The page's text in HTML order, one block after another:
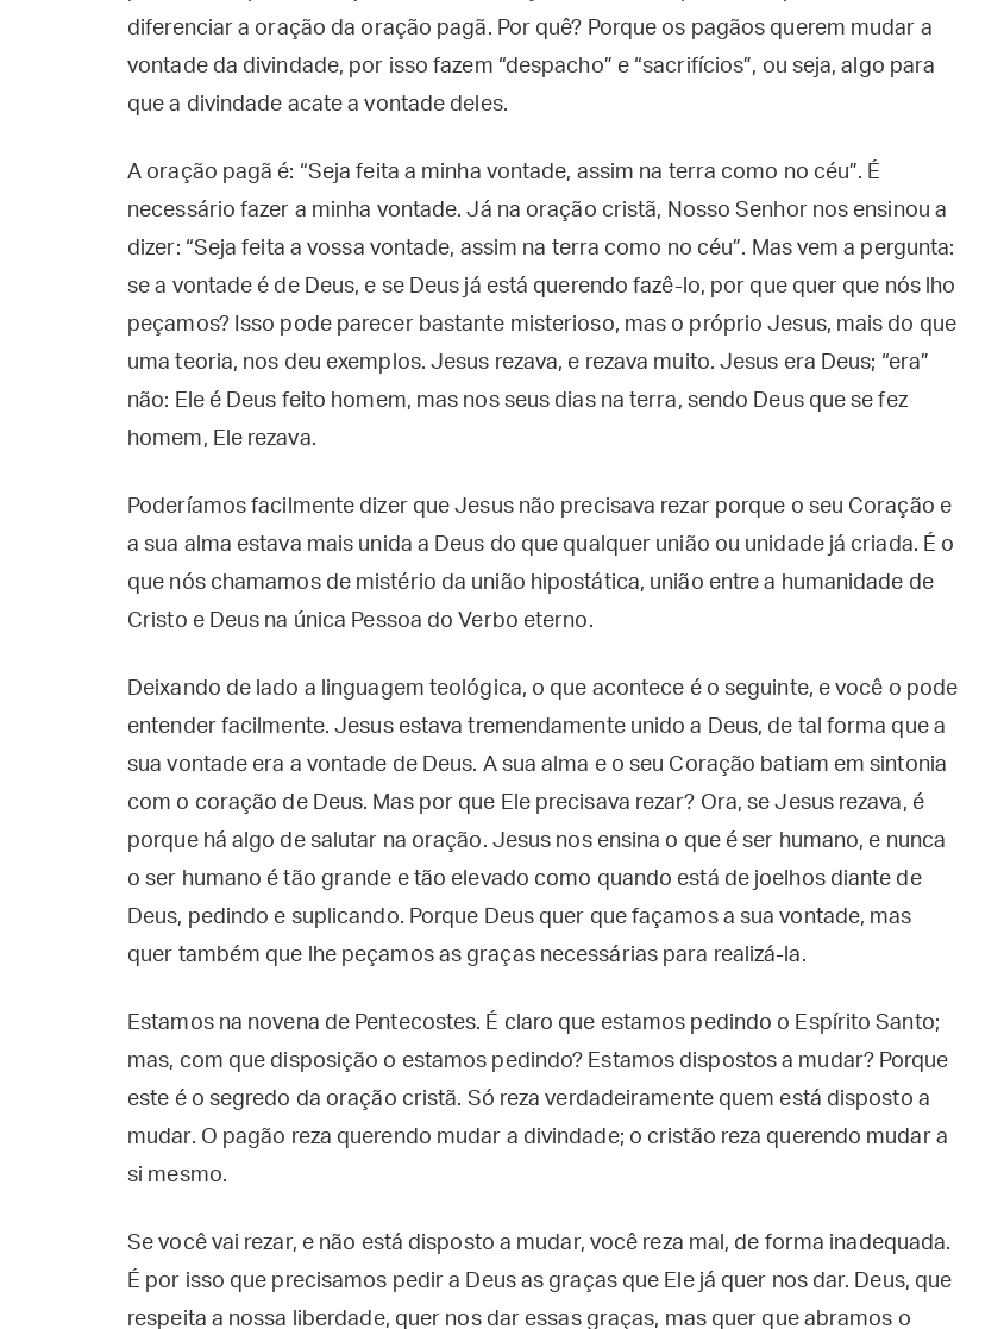
diferenciar a oração da oração pagã. Por quê? Porque os pagãos querem mudar a
vontade da divindade, por isso fazem “despacho” e “sacrifícios”, ou seja, algo para
que a divindade acate a vontade deles.
A oração pagã é: “Seja feita a minha vontade, assim na terra como no céu”. É
necessário fazer a minha vontade. Já na oração cristã, Nosso Senhor nos ensinou a
dizer: “Seja feita a vossa vontade, assim na terra como no céu”. Mas vem a pergunta:
se a vontade é de Deus, e se Deus já está querendo fazê-lo, por que quer que nós lho
peçamos? Isso pode parecer bastante misterioso, mas o próprio Jesus, mais do que
uma teoria, nos deu exemplos. Jesus rezava, e rezava muito. Jesus era Deus; “era”
não: Ele é Deus feito homem, mas nos seus dias na terra, sendo Deus que se fez
homem, Ele rezava.
Poderíamos facilmente dizer que Jesus não precisava rezar porque o seu Coração e
a sua alma estava mais unida a Deus do que qualquer união ou unidade já criada. É o
que nós chamamos de mistério da união hipostática, união entre a humanidade de
Cristo e Deus na única Pessoa do Verbo eterno.
Deixando de lado a linguagem teológica, o que acontece é o seguinte, e você o pode
entender facilmente. Jesus estava tremendamente unido a Deus, de tal forma que a
sua vontade era a vontade de Deus. A sua alma e o seu Coração batiam em sintonia
com o coração de Deus. Mas por que Ele precisava rezar? Ora, se Jesus rezava, é
porque há algo de salutar na oração. Jesus nos ensina o que é ser humano, e nunca
o ser humano é tão grande e tão elevado como quando está de joelhos diante de
Deus, pedindo e suplicando. Porque Deus quer que façamos a sua vontade, mas
quer também que lhe peçamos as graças necessárias para realizá-la.
Estamos na novena de Pentecostes. É claro que estamos pedindo o Espírito Santo;
mas, com que disposição o estamos pedindo? Estamos dispostos a mudar? Porque
este é o segredo da oração cristã. Só reza verdadeiramente quem está disposto a
mudar. O pagão reza querendo mudar a divindade; o cristão reza querendo mudar a
si mesmo.
Se você vai rezar, e não está disposto a mudar, você reza mal, de forma inadequada.
É por isso que precisamos pedir a Deus as graças que Ele já quer nos dar. Deus, que
respeita a nossa liberdade, quer nos dar essas graças, mas quer que abramos o